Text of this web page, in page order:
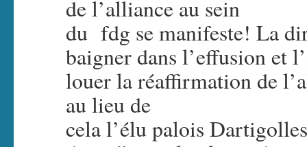
de l’alliance au sein
du fdg se manifeste! La
baigner dans l’effusion et
louer la réaffirmation de
au lieu de
cela l’élu palois